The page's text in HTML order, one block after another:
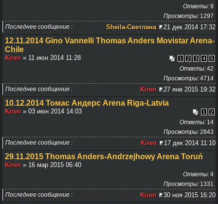
9
Ответы
1297
Просмотры
Последнее сообщение
Sheila-Светлана 21 дек 2014 17:32
12.11.2014 Gino Vannelli Thomas Anders Movistar Arena-
Chile
1 2 3 4 5
Kiren » 11 июн 2014 11:28
42
Ответы
4714
Просмотры
Последнее сообщение
Kiren 27 янв 2015 19:32
10.12.2014 Томас Андерс Arena Riga-Latvia
1 2
Kiren » 03 июн 2014 14:03
14
Ответы
2843
Просмотры
Последнее сообщение
Kiren 17 дек 2014 11:10
29.11.2015 Thomas Anders-Andrzejhowy Arena Toruń
Kiren » 16 мар 2015 06:40
4
Ответы
1331
Просмотры
Последнее сообщение
Kiren 30 ноя 2015 16:20